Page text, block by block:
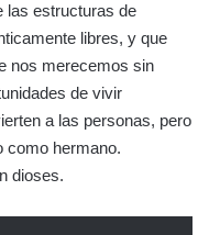
las estructuras de
libres, y que
nos merecemos sin
de vivir
a las personas, pero
como hermano.
dioses.